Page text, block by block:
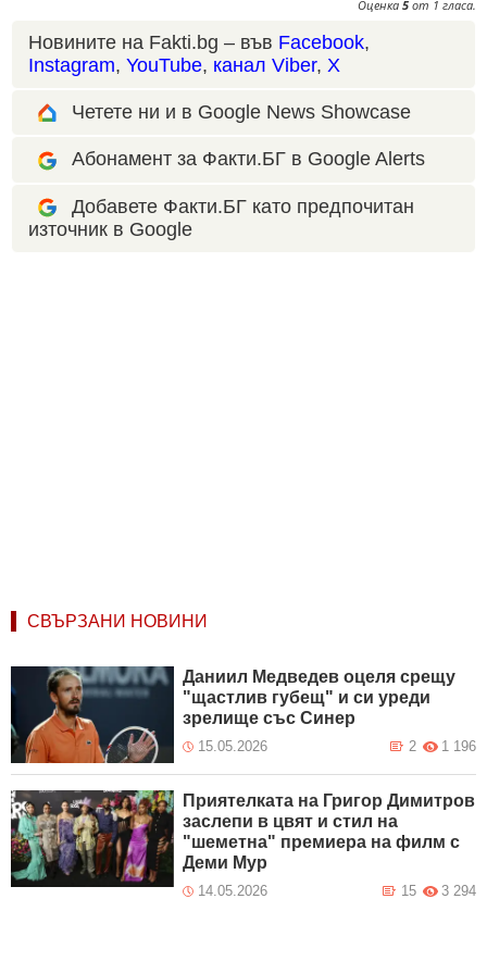
Оценка 5 от 1 гласа.
Новините на Fakti.bg – във Facebook,
Instagram, YouTube, канал Viber, X
Четете ни и в Google News Showcase
Абонамент за Факти.БГ в Google Alerts
Добавете Факти.БГ като предпочитан
източник в Google
СВЪРЗАНИ НОВИНИ
Даниил Медведев оцеля срещу
"щастлив губещ" и си уреди
зрелище със Синер
15.05.2026 1 196
2
Приятелката на Григор Димитров
заслепи в цвят и стил на
"шеметна" премиера на филм с
Деми Мур
14.05.2026 3 294
15